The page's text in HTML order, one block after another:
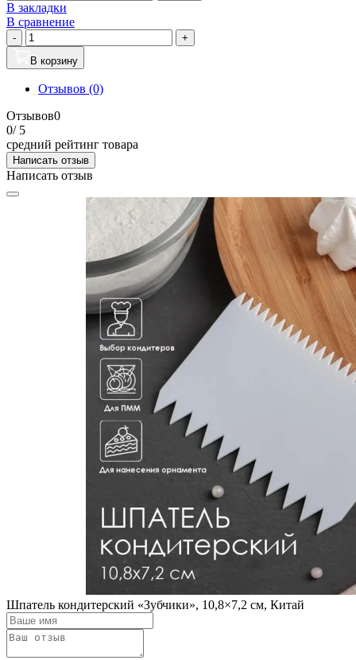
В закладки
В сравнение
-
+
В корзину
Отзывов (0)
Отзывов0
0/ 5
средний рейтинг товара
Написать отзыв
Написать отзыв
Шпатель кондитерский «Зубчики», 10,8×7,2 см, Китай